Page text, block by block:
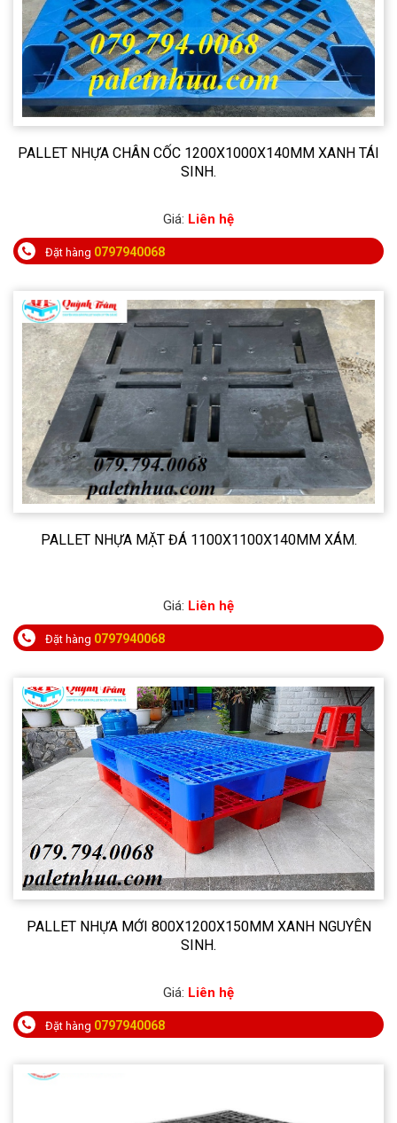
PALLET NHỰA CHÂN CỐC 1200X1000X140MM XANH TÁI
SINH.
Giá: Liên hệ
Đặt hàng 0797940068
PALLET NHỰA MẶT ĐÁ 1100X1100X140MM XÁM.
Giá: Liên hệ
Đặt hàng 0797940068
PALLET NHỰA MỚI 800X1200X150MM XANH NGUYÊN
SINH.
Giá: Liên hệ
Đặt hàng 0797940068